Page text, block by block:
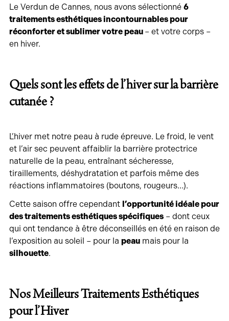
Le Verdun de Cannes, nous avons sélectionné 6
traitements esthétiques incontournables pour
réconforter et sublimer votre peau – et votre corps –
en hiver.
Quels sont les effets de l’hiver sur la barrière
cutanée ?
L’hiver met notre peau à rude épreuve. Le froid, le vent
et l’air sec peuvent affaiblir la barrière protectrice
naturelle de la peau, entraînant sécheresse,
tiraillements, déshydratation et parfois même des
réactions inflammatoires (boutons, rougeurs…).
Cette saison offre cependant l’opportunité idéale pour
des traitements esthétiques spécifiques– dont ceux
qui ont tendance à être déconseillés en été en raison de
l’exposition au soleil – pour la peaumais pour la
silhouette.
Nos Meilleurs Traitements Esthétiques
pour l’Hiver